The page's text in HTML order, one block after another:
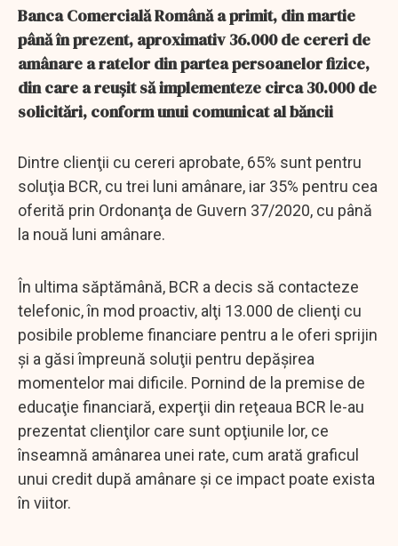
Banca Comercială Română a primit, din martie
până în prezent, aproximativ 36.000 de cereri de
amânare a ratelor din partea persoanelor fizice,
din care a reuşit să implementeze circa 30.000 de
solicitări, conform unui comunicat al băncii
Dintre clienţii cu cereri aprobate, 65% sunt pentru
soluţia BCR, cu trei luni amânare, iar 35% pentru cea
oferită prin Ordonanţa de Guvern 37/2020, cu până
la nouă luni amânare.
În ultima săptămână, BCR a decis să contacteze
telefonic, în mod proactiv, alţi 13.000 de clienţi cu
posibile probleme financiare pentru a le oferi sprijin
şi a găsi împreună soluţii pentru depăşirea
momentelor mai dificile. Pornind de la premise de
educaţie financiară, experţii din reţeaua BCR le-au
prezentat clienţilor care sunt opţiunile lor, ce
înseamnă amânarea unei rate, cum arată graficul
unui credit după amânare şi ce impact poate exista
în viitor.